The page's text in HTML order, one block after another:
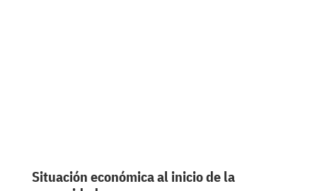
Situación económica al inicio de la